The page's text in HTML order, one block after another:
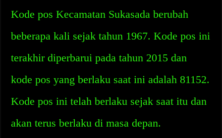
Kode pos Kecamatan Sukasada berubah
beberapa kali sejak tahun 1967. Kode pos ini
terakhir diperbarui pada tahun 2015 dan
kode pos yang berlaku saat ini adalah 81152.
Kode pos ini telah berlaku sejak saat itu dan
akan terus berlaku di masa depan.